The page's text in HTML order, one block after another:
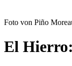
Foto von Piño
El